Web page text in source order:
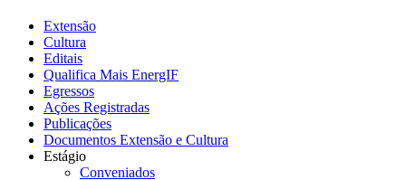
Extensão
Cultura
Editais
Qualifica Mais EnergIF
Egressos
Ações Registradas
Publicações
Documentos Extensão e Cultura
Estágio
Conveniados